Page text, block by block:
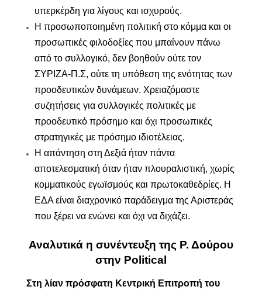
υπερκέρδη για λίγους και ισχυρούς.
Η προσωποποιημένη πολιτική στο κόμμα και οι
προσωπικές φιλοδοξίες που μπαίνουν πάνω
από το συλλογικό, δεν βοηθούν ούτε τον
ΣΥΡΙΖΑ-Π.Σ, ούτε τη υπόθεση της ενότητας των
προοδευτικών δυνάμεων. Χρειαζόμαστε
συζητήσεις για συλλογικές πολιτικές με
προοδευτικό πρόσημο και όχι προσωπικές
στρατηγικές με πρόσημο ιδιοτέλειας.
Η απάντηση στη Δεξιά ήταν πάντα
αποτελεσματική όταν ήταν πλουραλιστική, χωρίς
κομματικούς εγωϊσμούς και πρωτοκαθεδρίες. Η
ΕΔΑ είναι διαχρονικό παράδειγμα της Αριστεράς
που ξέρει να ενώνει και όχι να διχάζει.
Αναλυτικά η συνέντευξη της Ρ. Δούρου
στην Political
Στη λίαν πρόσφατη Κεντρική Επιτροπή του